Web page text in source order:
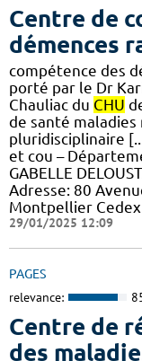
Centre de
démences
compétence des
porté par le Dr
Chauliac du CHU
de santé maladies
pluridisciplinaire
et cou –
GABELLE
Adresse: 80
Montpellier
29/01/2025 12:09
PAGES
relevance:
Centre de
des